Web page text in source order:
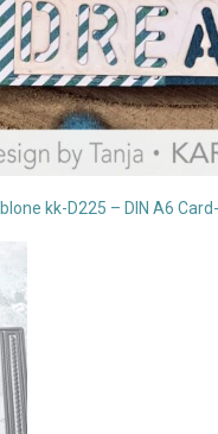
kk-D225 – DIN A6